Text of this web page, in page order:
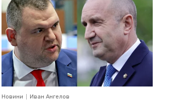
Новини Иван Ангелов